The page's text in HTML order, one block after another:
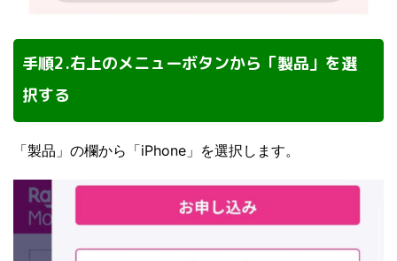
手順2.右上のメニューボタンから「製品」を選
択する
「製品」の欄から「iPhone」を選択します。